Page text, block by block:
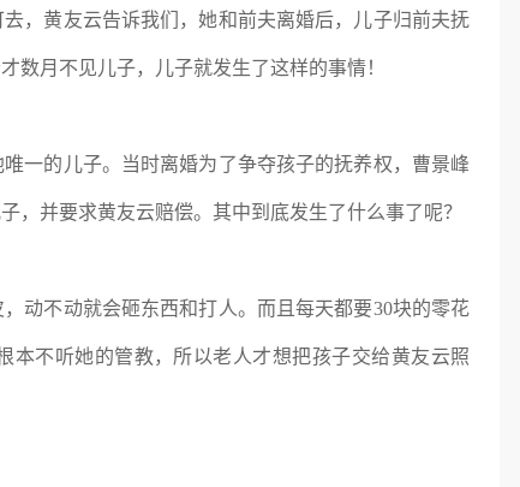
，黄友云告诉我们，她和前夫离婚后，儿子归前夫抚
数月不见儿子，儿子就发生了这样的事情！
一的儿子。当时离婚为了争夺孩子的抚养权，曹景峰
，并要求黄友云赔偿。其中到底发生了什么事了呢？
动不动就会砸东西和打人。而且每天都要30块的零花
本不听她的管教，所以老人才想把孩子交给黄友云照